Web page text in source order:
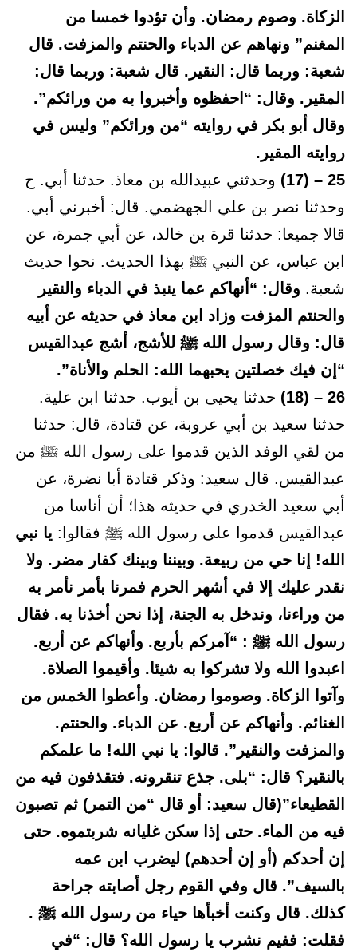
الزكاة. وصوم رمضان. وأن تؤدوا خمسا من
المغنم” ونهاهم عن الدباء والحنتم والمزفت. قال
شعبة: وربما قال: النقير. قال شعبة: وربما قال:
المقير. وقال: “احفظوه وأخبروا به من ورائكم”.
وقال أبو بكر في روايته “من ورائكم” وليس في
روايته المقير.
25 – (17)
وحدثني عبيدالله بن معاذ. حدثنا أبي. ح
وحدثنا نصر بن علي الجهضمي. قال: أخبرني أبي.
قالا جميعا: حدثنا قرة بن خالد، عن أبي جمرة، عن
ابن عباس، عن النبي ﷺ بهذا الحديث. نحوا حديث
شعبة. وقال: “أنهاكم عما ينبذ في الدباء والنقير
والحنتم المزفت وزاد ابن معاذ في حديثه عن أبيه
قال: وقال رسول الله ﷺ للأشج، أشج عبدالقيس
“إن فيك خصلتين يحبهما الله: الحلم والأناة”.
26 – (18)
حدثنا يحيى بن أيوب. حدثنا ابن علية.
حدثنا سعيد بن أبي عروبة، عن قتادة، قال: حدثنا
من لقي الوفد الذين قدموا على رسول الله ﷺ من
عبدالقيس. قال سعيد: وذكر قتادة أبا نضرة، عن
أبي سعيد الخدري في حديثه هذا؛ أن أناسا من
عبدالقيس قدموا على رسول الله ﷺ فقالوا: يا نبي
الله! إنا حي من ربيعة. وبيننا وبينك كفار مضر. ولا
نقدر عليك إلا في أشهر الحرم فمرنا بأمر نأمر به
من وراءنا، وندخل به الجنة، إذا نحن أخذنا به. فقال
رسول الله ﷺ : “آمركم بأربع. وأنهاكم عن أربع.
اعبدوا الله ولا تشركوا به شيئا. وأقيموا الصلاة.
وآتوا الزكاة. وصوموا رمضان. وأعطوا الخمس من
الغنائم. وأنهاكم عن أربع. عن الدباء. والحنتم.
والمزفت والنقير”. قالوا: يا نبي الله! ما علمكم
بالنقير؟ قال: “بلى. جذع تنقرونه. فتقذفون فيه من
القطيعاء”(قال سعيد: أو قال “من التمر) ثم تصبون
فيه من الماء. حتى إذا سكن غليانه شربتموه. حتى
إن أحدكم (أو إن أحدهم) ليضرب ابن عمه
بالسيف”. قال وفي القوم رجل أصابته جراحة
كذلك. قال وكنت أخبأها حياء من رسول الله ﷺ .
فقلت: ففيم نشرب يا رسول الله؟ قال: “في